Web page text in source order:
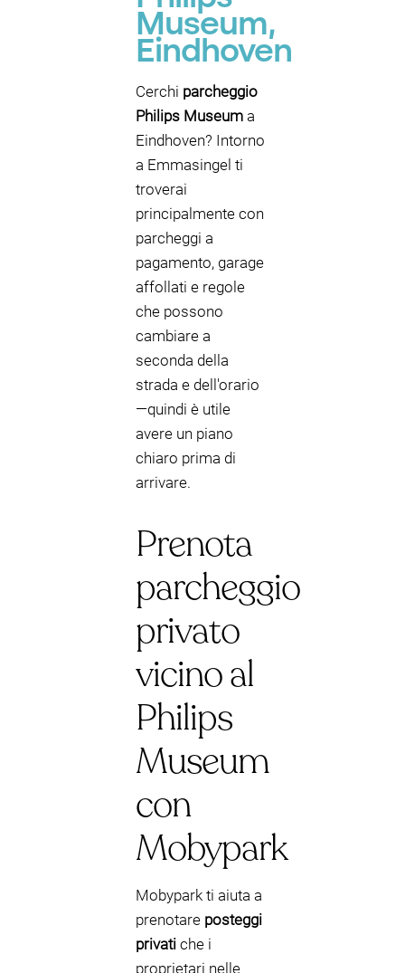
Museum,
Eindhoven
Cerchi parcheggio
Philips Museum a
Eindhoven? Intorno
a Emmasingel ti
troverai
principalmente con
parcheggi a
pagamento, garage
affollati e regole
che possono
cambiare a
seconda della
strada e dell'orario
—quindi è utile
avere un piano
chiaro prima di
arrivare.
Prenota
parcheggio
privato
vicino al
Philips
Museum
con
Mobypark
Mobypark ti aiuta a
prenotare posteggi
privati che i
proprietari nelle